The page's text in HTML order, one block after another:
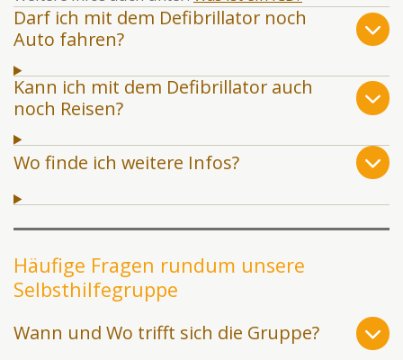
Darf ich mit dem Defibrillator noch
Auto fahren?
Kann ich mit dem Defibrillator auch
noch Reisen?
Wo finde ich weitere Infos?
Häufige Fragen rundum unsere
Selbsthilfegruppe
Wann und Wo trifft sich die Gruppe?